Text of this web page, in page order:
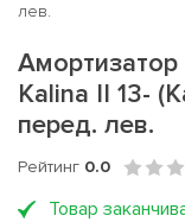
лев.
Kalina II 13-
перед. лев.
Рейтинг 0.0
Товар